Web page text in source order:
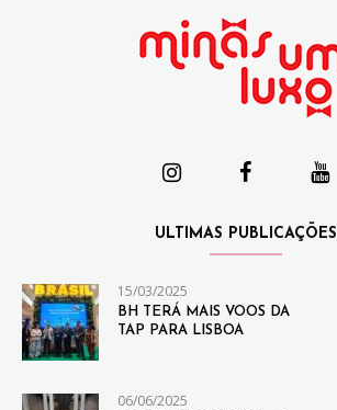
ULTIMAS PUBLICAÇÕES
15/03/2025
BH TERÁ MAIS VOOS DA
TAP PARA LISBOA
06/06/2025